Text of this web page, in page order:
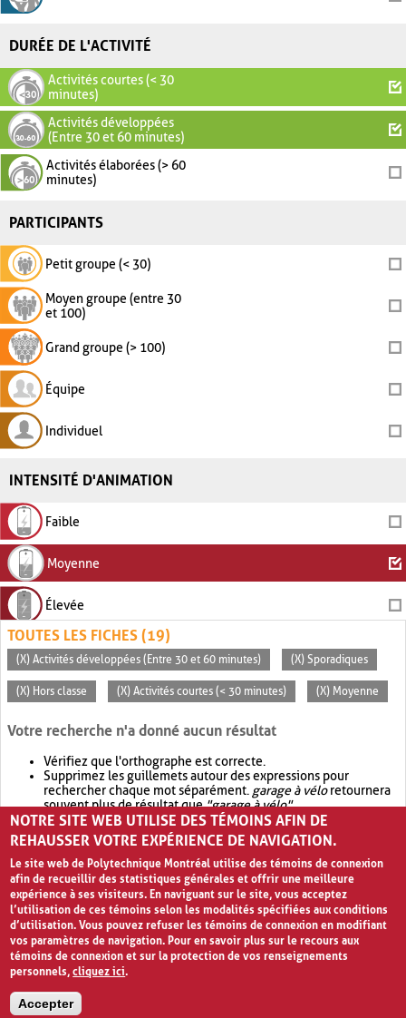
DURÉE DE L'ACTIVITÉ
Activités courtes (< 30
minutes)
Activités développées
(Entre 30 et 60 minutes)
Activités élaborées (> 60
minutes)
PARTICIPANTS
Petit groupe (< 30)
Moyen groupe (entre 30
et 100)
Grand groupe (> 100)
Équipe
Individuel
INTENSITÉ D'ANIMATION
Faible
Moyenne
Élevée
TOUTES LES FICHES (19)
(X) Activités développées (Entre 30 et 60 minutes) (X) Sporadiques
(X) Hors classe (X) Activités courtes (< 30 minutes) (X) Moyenne
Votre recherche n'a donné aucun résultat
Vérifiez que l'orthographe est correcte.
Supprimez les guillemets autour des expressions pour
rechercher chaque mot séparément. garage à véloretournera
souvent plus de résultat que"garage à vélo".
Envisagez d'élargir votre recherche avec OR.garage OR vélo
retournera souvent plus de résultat quegarage à vélo
NOTRE SITE WEB UTILISE DES TÉMOINS AFIN DE
REHAUSSER VOTRE EXPÉRIENCE DE NAVIGATION.
Le site web de Polytechnique Montréal utilise des témoins de connexion
afin de recueillir des statistiques générales et offrir une meilleure
expérience à ses visiteurs. En naviguant sur le site, vous acceptez
l’utilisation de ces témoins selon les modalités spécifiées aux conditions
d’utilisation. Vous pouvez refuser les témoins de connexion en modifiant
vos paramètres de navigation. Pour en savoir plus sur le recours aux
témoins de connexion et sur la protection de vos renseignements
personnels,cliquez ici.
Accepter